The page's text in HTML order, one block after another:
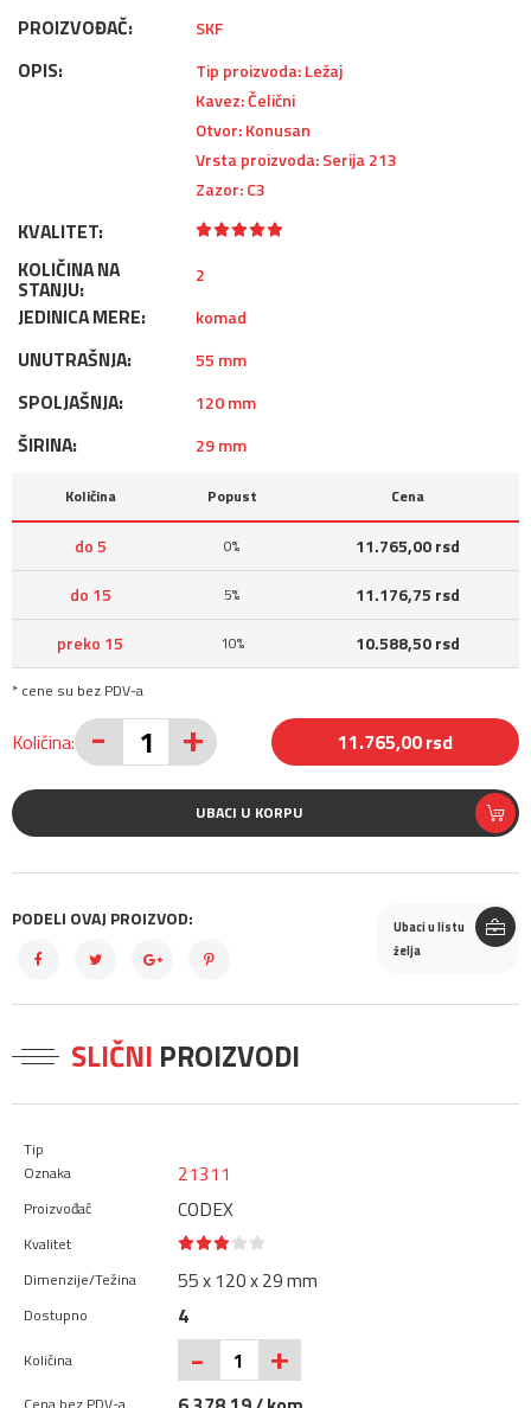
PROIZVOĐAČ: SKF
OPIS:
Tip proizvoda: Ležaj
Kavez: Čelični
Otvor: Konusan
Vrsta proizvoda: Serija 213
Zazor: C3
KVALITET:
KOLIČINA NA
STANJU:
2
JEDINICA MERE: komad
UNUTRAŠNJA: 55 mm
SPOLJAŠNJA: 120 mm
ŠIRINA: 29 mm
Količina Popust Cena
do 5 0%
11.765,00 rsd
do 15
5%
11.176,75 rsd
preko 15
10% 10.588,50 rsd
* cene su bez PDV-a
Količina: - + 11.765,00 rsd
UBACI U KORPU
PODELI OVAJ PROIZVOD:
Ubaci u listu
želja
SLIČNI PROIZVODI
21311
CODEX
55 x 120 x 29 mm
4
- +